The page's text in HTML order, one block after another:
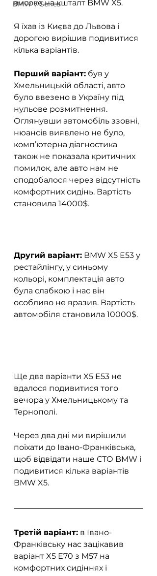
BMW 7 Series
високе на кшталт BMW X5.
Я їхав із Києва до Львова і
дорогою вирішив подивитися
кілька варіантів.
Перший варіант: був у
Хмельницькій області, авто
було ввезено в Україну під
нульове розмитнення.
Оглянувши автомобіль ззовні,
нюансів виявлено не було,
комп’ютерна діагностика
також не показала критичних
помилок, але авто нам не
сподобалося через відсутність
комфортних сидінь. Вартість
становила 14000$.
Другий варіант: BMW X5 E53 у
рестайлінгу, у синьому
кольорі, комплектація авто
була слабкою і нас він
особливо не вразив. Вартість
автомобіля становила 10000$.
Ще два варіанти X5 E53 не
вдалося подивитися того
вечора у Хмельницькому та
Тернополі.
Через два дні ми вирішили
поїхати до Івано-Франківська,
щоб відвідати наше СТО BMW і
подивитися кілька варіантів
BMW X5.
Третій варіант: в Івано-
Франківську нас зацікавив
варіант X5 E70 з M57 на
комфортних сидіннях і